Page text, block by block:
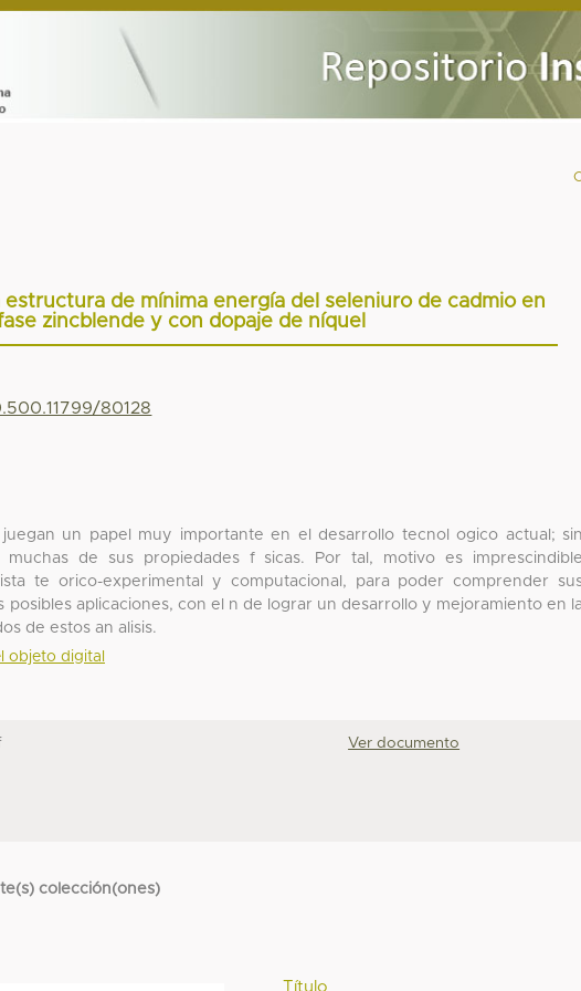
estructura de mínima energía del seleniuro de cadmio en
zincblende y con dopaje de níquel
80128
juegan un papel muy importante en el desarrollo tecnol ogico actual; sin
de sus propiedades f sicas. Por tal, motivo es imprescindible
te orico-experimental y computacional, para poder comprender
posibles aplicaciones, con el n de lograr un desarrollo y mejoramiento en la
de estos an alisis.
objeto digital
Ver documento
colección(ones)
Título